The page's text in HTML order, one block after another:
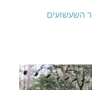
השעשועים